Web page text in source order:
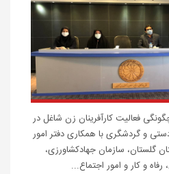
فعالیت کارآفرینان زن شاغل در
و گردشگری با همکاری دفتر امور
گلستان، سازمان جهادکشاورزی،
و کار و امور اجتماع...